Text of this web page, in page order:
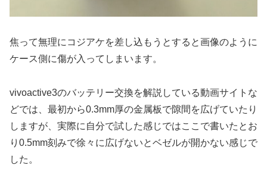
焦って無理にコジアケを差し込もうとすると画像のように
ケース側に傷が入ってしまいます。
vivoactive3のバッテリー交換を解説している動画サイトな
どでは、最初から0.3mm厚の金属板で隙間を広げていたり
しますが、実際に自分で試した感じではここで書いたとお
り0.5mm刻みで徐々に広げないとベゼルが開かない感じで
した。